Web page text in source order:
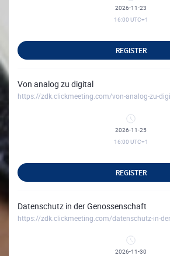
2026-11-23
16:00 UTC+1
REGISTER
Von analog zu digital
https://zdk.clickmeeting.com/von-analog-zu-
2026-11-25
16:00 UTC+1
REGISTER
Datenschutz in der Genossenschaft
https://zdk.clickmeeting.com/datenschutz-in-
2026-11-30